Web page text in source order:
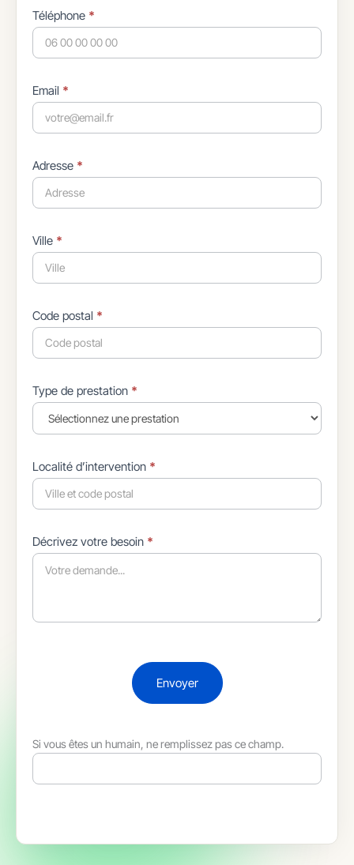
Téléphone *
Email *
Adresse *
Ville *
Code postal *
Type de prestation *
Localité d’intervention *
Décrivez votre besoin *
Envoyer
Si vous êtes un humain, ne remplissez pas ce champ.